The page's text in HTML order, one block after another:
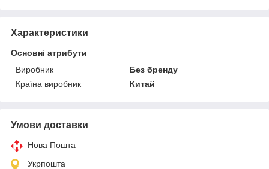
Характеристики
Основні атрибути
Виробник
Без бренду
Країна виробник
Китай
Умови доставки
Нова Пошта
Укрпошта